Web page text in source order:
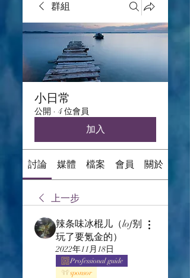
群組
小日常
公開 · 4 位會員
加入
討論 媒體 檔案 會員 關於
上一步
辣条味冰棍儿（lof别
玩了要氪金的）
2022年11月18日
Professional guide
sponsor